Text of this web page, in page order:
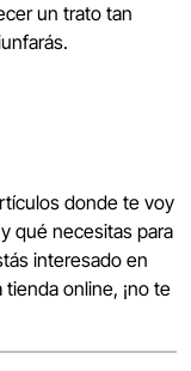
un trato tan
donde te voy
qué necesitas para
interesado en
online, ¡no te